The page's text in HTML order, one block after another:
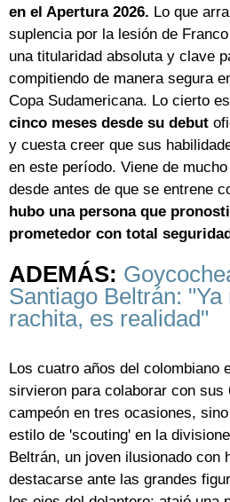
en el Apertura 2026. Lo que
suplencia por la lesión de
una titularidad absoluta y clave
compitiendo de manera segura
Copa Sudamericana. Lo cierto
cinco meses desde su debut
y cuesta creer que sus
en este período. Viene de
desde antes de que se entrene
hubo una persona que
prometedor con total
ADEMÁS:
Santiago Beltrán: "Ya
rachita, es realidad"
Los cuatro años del colombiano
sirvieron para colaborar con sus
campeón en tres ocasiones,
estilo de 'scouting' en la
Beltrán, un joven ilusionado con
destacarse ante las grandes